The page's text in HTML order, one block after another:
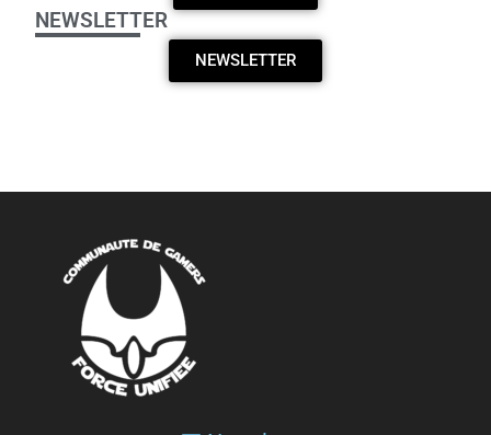
NEWSLETTER
NEWSLETTER